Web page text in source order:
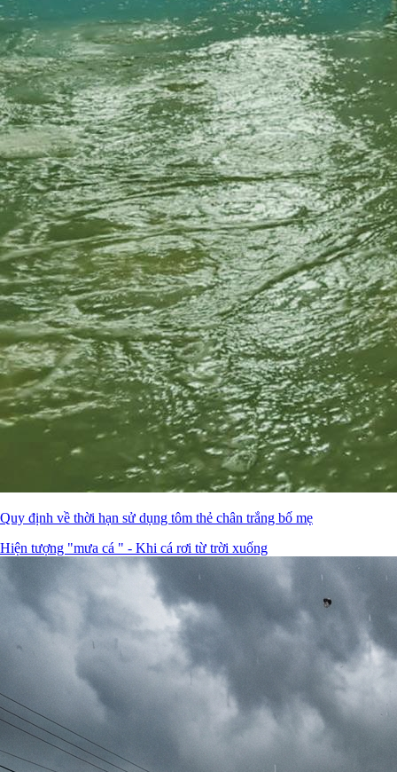
Quy định về thời hạn sử dụng tôm thẻ chân trắng bố mẹ
Hiện tượng "mưa cá " - Khi cá rơi từ trời xuống